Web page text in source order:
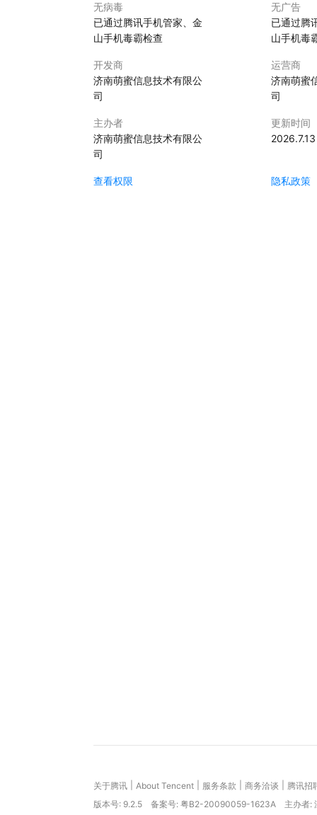
无病毒
已通过腾讯手机管家、金
山手机毒霸检查
无广告
已通过腾
山手机毒
开发商
济南萌蜜信息技术有限公
司
运营商
济南萌蜜
司
主办者
济南萌蜜信息技术有限公
司
更新时间
2026.7.13
查看权限 隐私政策
关于腾讯 About Tencent 服务条款 商务洽谈
腾讯招
版本号: 9.2.5 备案号: 粤B2-20090059-1623A 主办者: